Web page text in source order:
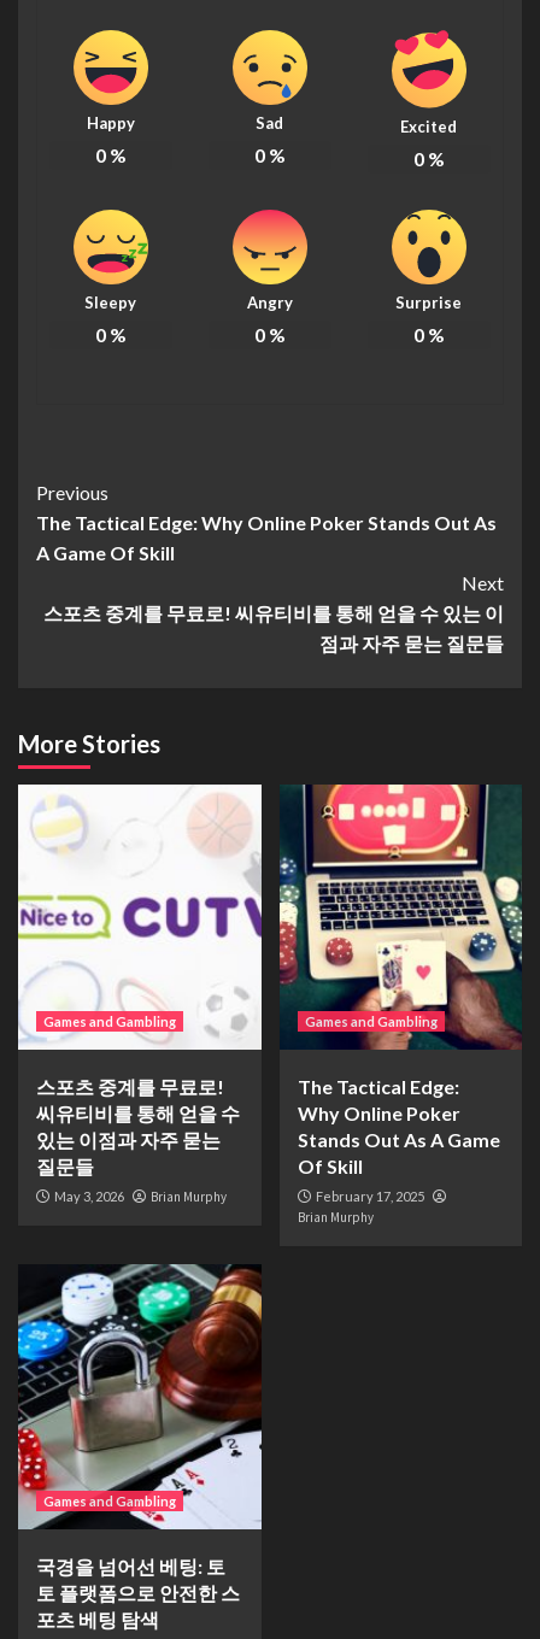
Happy
0%
Sad
0%
Excited
0%
Sleepy
0%
Angry
0%
Surprise
0%
Continue
Reading
Previous
The Tactical Edge: Why Online Poker Stands Out As
A Game Of Skill
Next
스포츠 중계를 무료로! 씨유티비를 통해 얻을 수 있는 이
점과 자주 묻는 질문들
More Stories
Games and Gambling
스포츠 중계를 무료로!
씨유티비를 통해 얻을 수
있는 이점과 자주 묻는
질문들
May 3, 2026 Brian Murphy
Games and Gambling
The Tactical Edge:
Why Online Poker
Stands Out As A Game
Of Skill
February 17, 2025
Brian Murphy
Games and Gambling
국경을 넘어선 베팅: 토
토 플랫폼으로 안전한 스
포츠 베팅 탐색